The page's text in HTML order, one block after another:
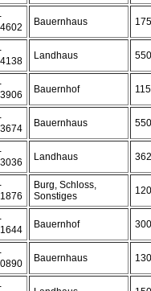
Bauernhaus
Landhaus
Bauernhof
Bauernhaus
Landhaus
Burg, Schloss,
Sonstiges
Bauernhof
Bauernhaus